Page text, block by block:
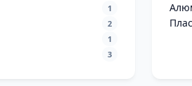
1
2
1
3